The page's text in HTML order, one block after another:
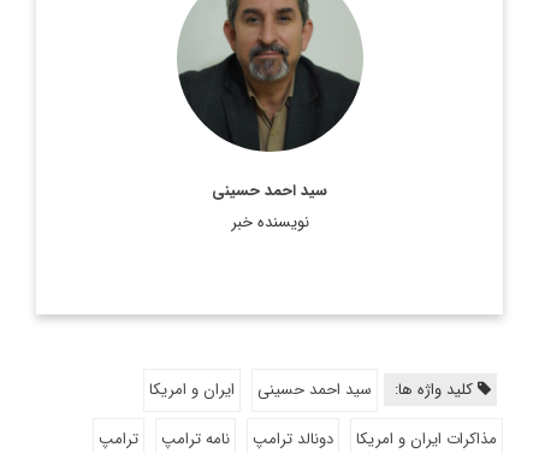
سید احمد حسینی
نویسنده خبر
کلید واژه ها: سید احمد حسینی
ایران و امریکا
مذاکرات ایران و امریکا
دونالد ترامپ نامه ترامپ
ترامپ